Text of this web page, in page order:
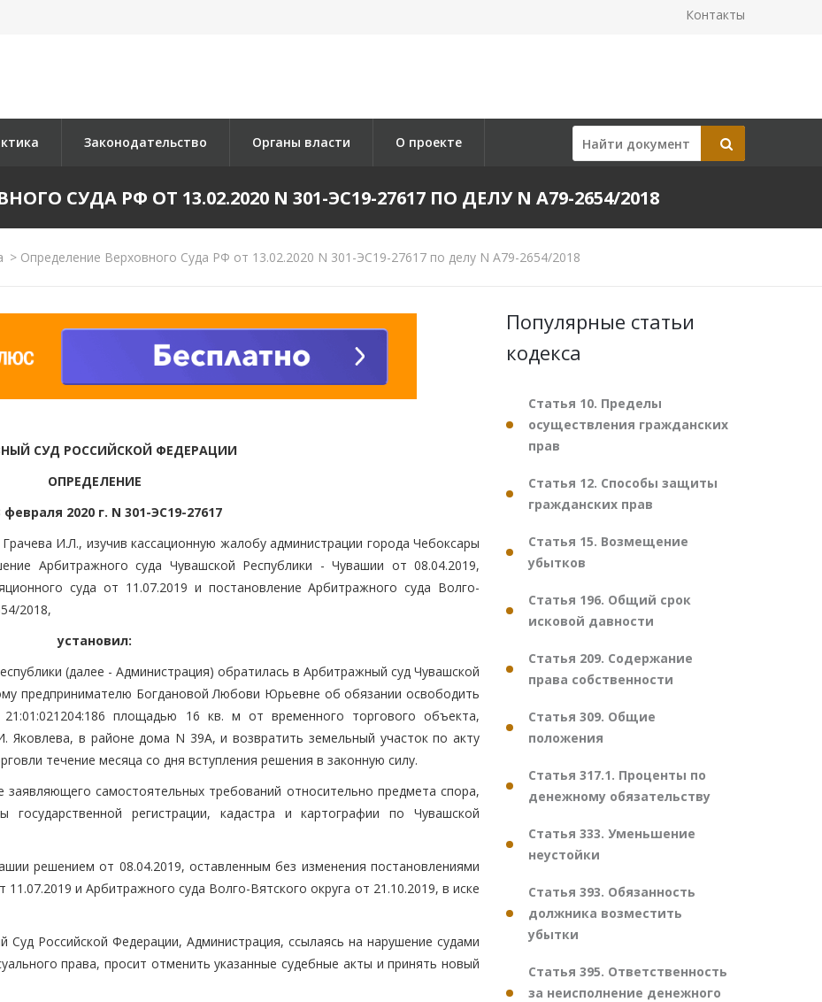
Контакты
Законодательство Органы власти О проекте
СУДА РФ ОТ 13.02.2020 N 301-ЭС19-27617 ПО ДЕЛУ N А79-2654/2018
>Определение Верховного Суда РФ от 13.02.2020 N 301-ЭС19-27617 по делу N А79-2654/2018
СУД РОССИЙСКОЙ ФЕДЕРАЦИИ
ОПРЕДЕЛЕНИЕ
февраля 2020 г. N 301-ЭС19-27617
И.Л., изучив кассационную жалобу администрации города Чебоксары
Арбитражного суда Чувашской Республики - Чувашии от 08.04.2019,
суда от 11.07.2019 и постановление Арбитражного суда Волго-
2018,
установил:
(далее - Администрация) обратилась в Арбитражный суд Чувашской
предпринимателю Богдановой Любови Юрьевне об обязании освободить
площадью 16 кв. м от временного торгового объекта,
Яковлева, в районе дома N 39А, и возвратить земельный участок по акту
течение месяца со дня вступления решения в законную силу.
заявляющего самостоятельных требований относительно предмета спора,
государственной регистрации, кадастра и картографии по Чувашской
решением от 08.04.2019, оставленным без изменения постановлениями
и Арбитражного суда Волго-Вятского округа от 21.10.2019, в иске
Российской Федерации, Администрация, ссылаясь на нарушение судами
права, просит отменить указанные судебные акты и принять новый
Популярные статьи
кодекса
Статья 10. Пределы
осуществления гражданских
прав
Статья 12. Способы защиты
гражданских прав
Статья 15. Возмещение
убытков
Статья 196. Общий срок
исковой давности
Статья 209. Содержание
права собственности
Статья 309. Общие
положения
Статья 317.1. Проценты по
денежному обязательству
Статья 333. Уменьшение
неустойки
Статья 393. Обязанность
должника возместить
убытки
Статья 395. Ответственность
за неисполнение денежного